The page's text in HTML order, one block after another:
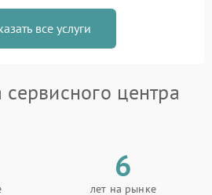
все услуги
центра
6
лет на рынке